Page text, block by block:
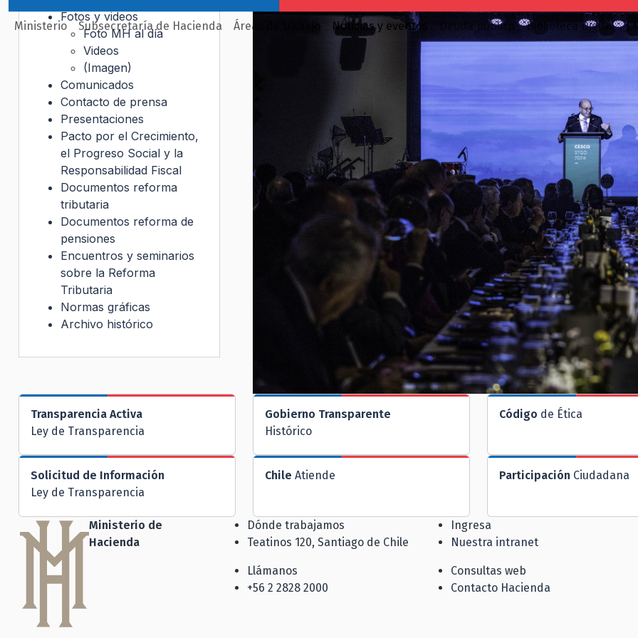
Ministerio Subsecretaría de Hacienda Áreas de trabajo Noticias y eventos Deuda pública Biblioteca Digital
Fotos y videos
Foto MH al día
Videos
(Imagen)
Comunicados
Contacto de prensa
Presentaciones
Pacto por el Crecimiento,
el Progreso Social y la
Responsabilidad Fiscal
Documentos reforma
tributaria
Documentos reforma de
pensiones
Encuentros y seminarios
sobre la Reforma
Tributaria
Normas gráficas
Archivo histórico
Transparencia Activa
Ley de Transparencia
Gobierno Transparente
Histórico
Código de Ética
Solicitud de Información
Ley de Transparencia
Chile Atiende Participación Ciudadana
Ministerio de
Hacienda
Dónde trabajamos
Teatinos 120, Santiago de Chile
Llámanos
+56 2 2828 2000
Ingresa
Nuestra intranet
Consultas web
Contacto Hacienda